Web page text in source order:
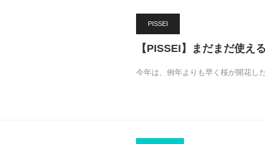
PISSEI
【PISSEI】まだまだ使え
今年は、例年よりも早く桜が開花し